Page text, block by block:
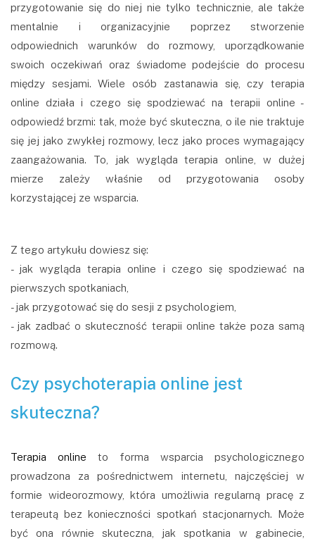
przygotowanie się do niej nie tylko technicznie, ale także
mentalnie i organizacyjnie poprzez stworzenie
odpowiednich warunków do rozmowy, uporządkowanie
swoich oczekiwań oraz świadome podejście do procesu
między sesjami. Wiele osób zastanawia się, czy terapia
online działa i czego się spodziewać na terapii online -
odpowiedź brzmi: tak, może być skuteczna, o ile nie traktuje
się jej jako zwykłej rozmowy, lecz jako proces wymagający
zaangażowania. To, jak wygląda terapia online, w dużej
mierze zależy właśnie od przygotowania osoby
korzystającej ze wsparcia.
Z tego artykułu dowiesz się:
- jak wygląda terapia online i czego się spodziewać na
pierwszych spotkaniach,
- jak przygotować się do sesji z psychologiem,
- jak zadbać o skuteczność terapii online także poza samą
rozmową.
Czy psychoterapia online jest
skuteczna?
Terapia online to forma wsparcia psychologicznego
prowadzona za pośrednictwem internetu, najczęściej w
formie wideorozmowy, która umożliwia regularną pracę z
terapeutą bez konieczności spotkań stacjonarnych. Może
być ona równie skuteczna, jak spotkania w gabinecie,